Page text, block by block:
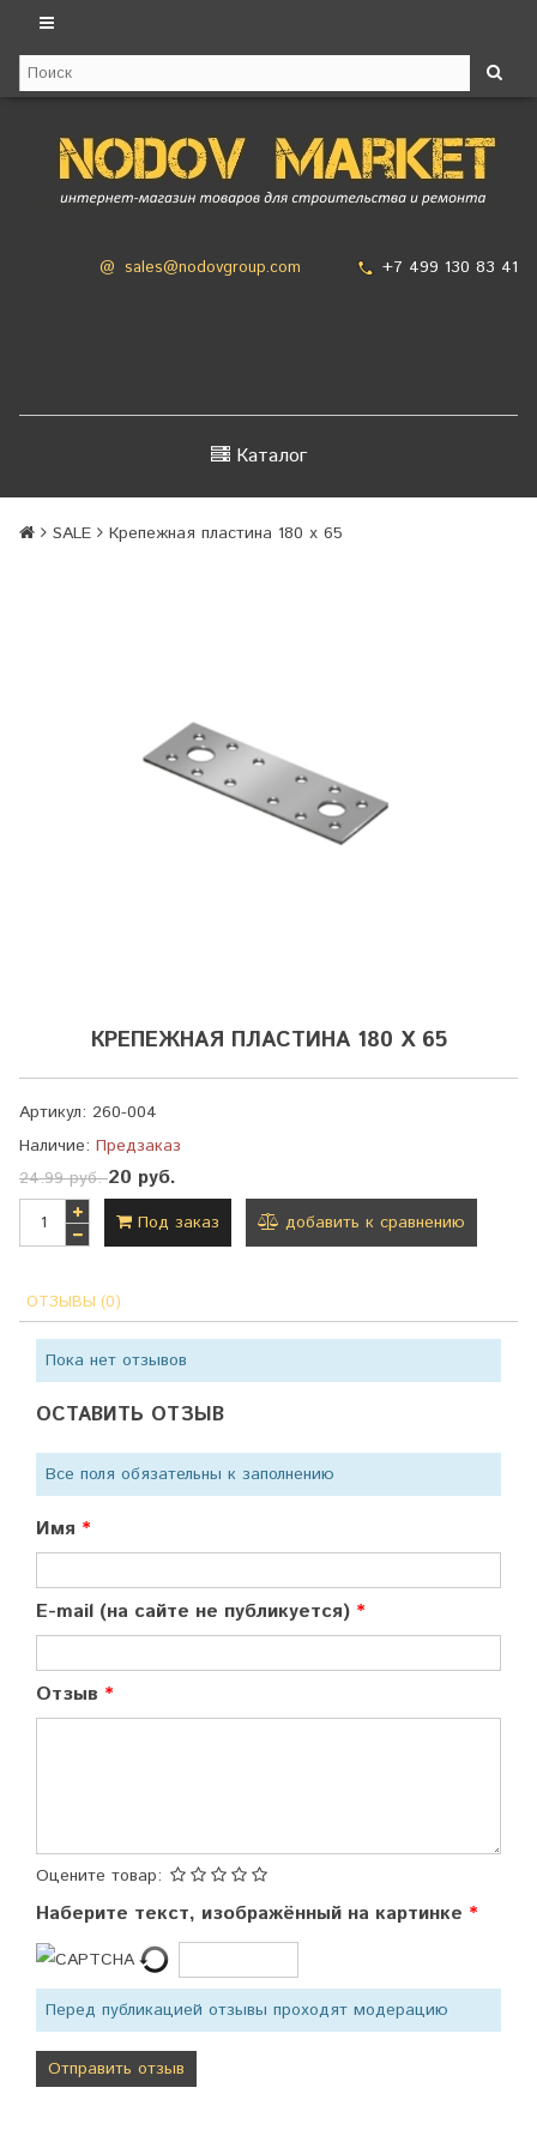
@ sales@nodovgroup.com +7 499 130 83 41
Каталог
SALE Крепежная пластина 180 х 65
КРЕПЕЖНАЯ ПЛАСТИНА 180 Х 65
Артикул: 260-004
Наличие: Предзаказ
24.99 руб.20 руб.
Под заказ добавить к сравнению
ОТЗЫВЫ (0)
Пока нет отзывов
ОСТАВИТЬ ОТЗЫВ
Все поля обязательны к заполнению
Имя
E-mail (на сайте не публикуется)
Отзыв
Оцените товар:
Наберите текст, изображённый на картинке
Перед публикацией отзывы проходят модерацию